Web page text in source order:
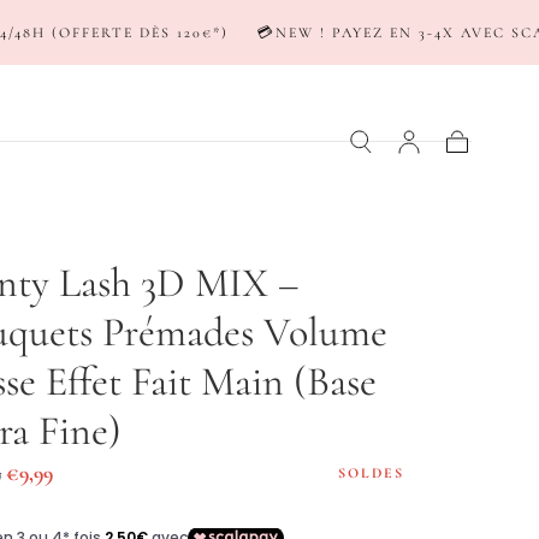
120€*) 💳NEW ! PAYEZ EN 3-4X AVEC SCALAPAY & KLARNA
Lash 3D MIX –
Prémades Volume
Effet Fait Main (Base
Fine)
Prix
€9,99 SOLDES